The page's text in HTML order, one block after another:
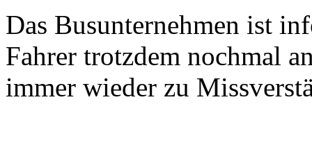
Das Busunternehmen ist
Fahrer trotzdem nochmal
immer wieder zu